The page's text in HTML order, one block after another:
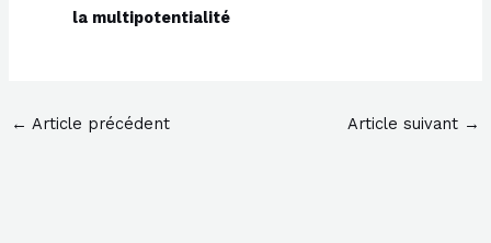
la multipotentialité
← Article précédent Article suivant →